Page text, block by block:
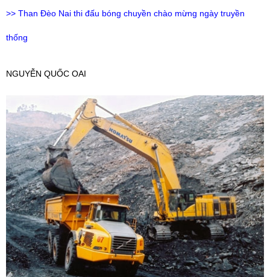
>> Than Đèo Nai thi đấu bóng chuyền chào mừng ngày truyền
thống
NGUYỄN QUỐC OAI